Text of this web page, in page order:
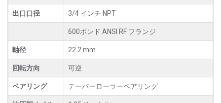
出口口径 3/4 インチ NPT
600ポンド ANSI RF フランジ
軸径 22.2 mm
回転方向 可逆
ベアリング テーパーローラーベアリング